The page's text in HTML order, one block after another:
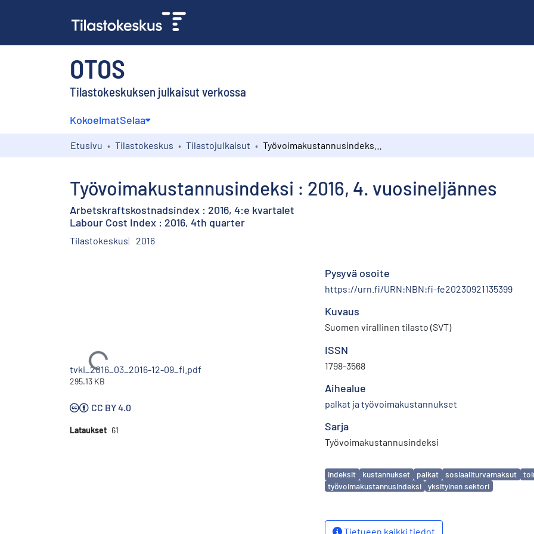
OTOS
Tilastokeskuksen julkaisut verkossa
KokoelmatSelaa
Etusivu Tilastokeskus Tilastojulkaisut
Työvoimakustannusindeksi : 2016, 4. vuosineljännes
Arbetskraftskostnadsindex : 2016, 4:e kvartalet
Labour Cost Index : 2016, 4th quarter
Tilastokeskus 2016
Ladataan...
tvki_2016_03_2016-12-09_fi.pdf
295.13 KB
CC BY 4.0
Lataukset 61
Pysyvä osoite
https://urn.fi/URN:NBN:fi-fe20230921135399
Kuvaus
Suomen virallinen tilasto (SVT)
ISSN
1798-3568
Aihealue
palkat ja työvoimakustannukset
Sarja
Työvoimakustannusindeksi
Avainsanat
indeksit kustannukset palkat sosiaaliturvamaksut
työvoimakustannusindeksi
yksityinen sektori
Tietueen kaikki tiedot